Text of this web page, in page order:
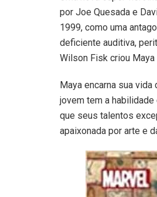
por Joe Quesada e
1999, como uma
deficiente auditiva,
Wilson Fisk criou
Maya encarna sua
jovem tem a
que seus talentos
apaixonada por arte e